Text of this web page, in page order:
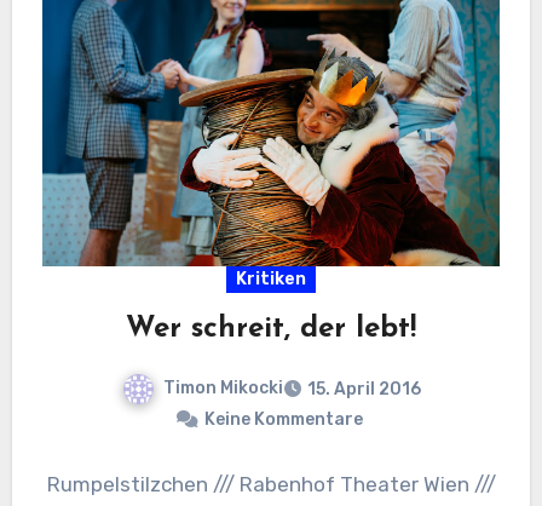
Kritiken
Wer schreit, der lebt!
Timon Mikocki
15. April 2016
Keine Kommentare
Rumpelstilzchen /// Rabenhof Theater Wien ///